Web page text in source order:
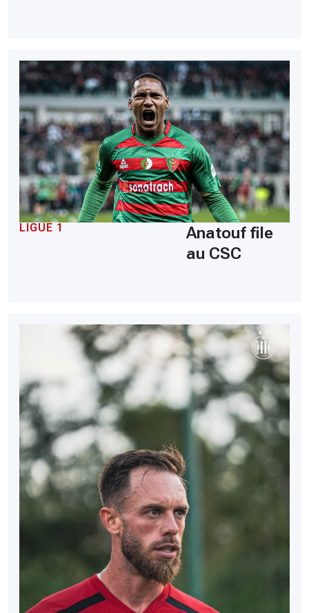
LIGUE 1
Anatouf file
au CSC